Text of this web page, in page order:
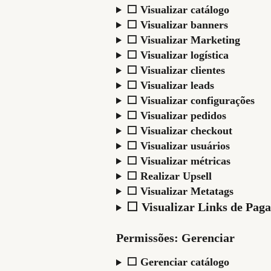
⬜ Visualizar catálogo
⬜ Visualizar banners
⬜ Visualizar Marketing
⬜ Visualizar logística
⬜ Visualizar clientes
⬜ Visualizar leads
⬜ Visualizar configurações
⬜ Visualizar pedidos
⬜ Visualizar checkout
⬜ Visualizar usuários
⬜ Visualizar métricas
⬜ Realizar Upsell
⬜ Visualizar Metatags
⬜ Visualizar Links de
Permissões: Gerenciar
⬜ Gerenciar catálogo